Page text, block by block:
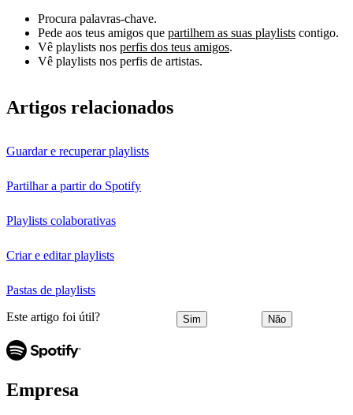
Procura palavras-chave.
Pede aos teus amigos que partilhem as suas playlists contigo.
Vê playlists nos perfis dos teus amigos.
Vê playlists nos perfis de artistas.
Artigos relacionados
Guardar e recuperar playlists
Partilhar a partir do Spotify
Playlists colaborativas
Criar e editar playlists
Pastas de playlists
Este artigo foi útil? Sim Não
Empresa